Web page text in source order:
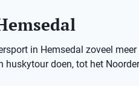
in Hemsedal zoveel
doen, tot het